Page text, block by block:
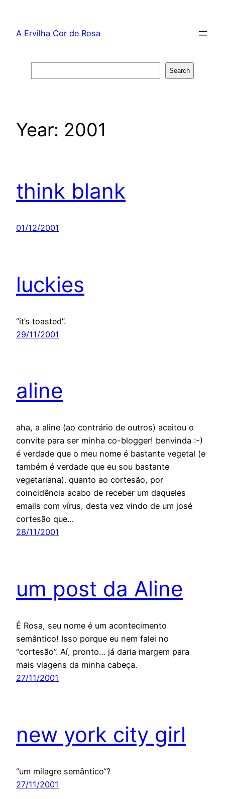
content
A Ervilha Cor de Rosa
Search
Year: 2001
think blank
01/12/2001
luckies
“it’s toasted”.
29/11/2001
aline
aha, a aline (ao contrário de outros) aceitou o
convite para ser minha co-blogger! benvinda :-)
é verdade que o meu nome é bastante vegetal (e
também é verdade que eu sou bastante
vegetariana). quanto ao cortesão, por
coincidência acabo de receber um daqueles
emails com vírus, desta vez vindo de um josé
cortesão que…
28/11/2001
um post da Aline
É Rosa, seu nome é um acontecimento
semântico! Isso porque eu nem falei no
“cortesão”. Aí, pronto… já daria margem para
mais viagens da minha cabeça.
27/11/2001
new york city girl
“um milagre semântico“?
27/11/2001